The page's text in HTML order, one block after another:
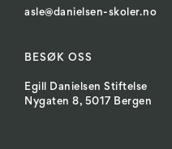
asle@danielsen-skoler.no
BESØK OSS
Egill Danielsen Stiftelse
Nygaten 8, 5017 Bergen